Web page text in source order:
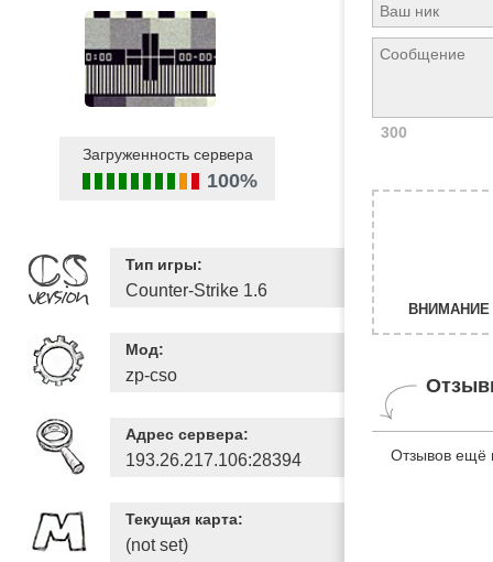
Загруженность сервера
100%
Тип игры:
Counter-Strike 1.6
Мод:
zp-cso
Адрес сервера:
193.26.217.106:28394
Текущая карта:
(not set)
300
ВНИМАНИЕ
Отзывов ещё